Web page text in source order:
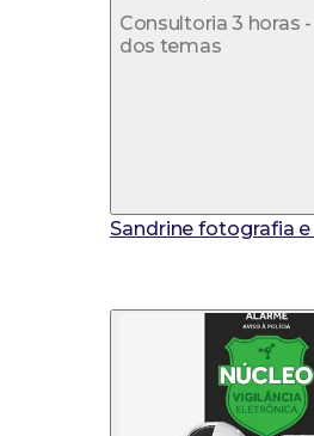
Consultoria 3 horas -
dos temas
Sandrine fotografia